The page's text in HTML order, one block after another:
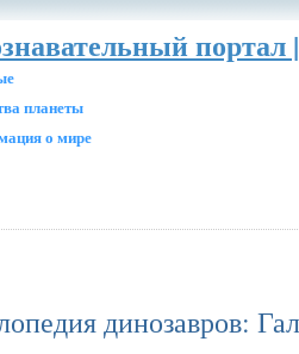
портал |
планеты
о мире
динозавров: